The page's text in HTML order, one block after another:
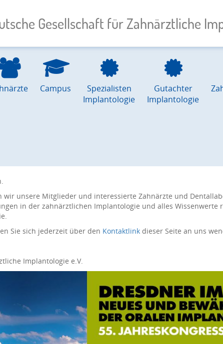
Gesellschaft für Zahnärztliche
Campus
Spezialisten
Implantologie
Gutachter
Implantologie
wir unsere Mitglieder und interessierte Zahnärzte und
in der zahnärztlichen Implantologie und alles Wissenwerte
Sie sich jederzeit über den Kontaktlink dieser Seite an uns
Implantologie e.V.